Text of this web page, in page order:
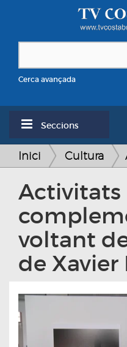
Cerca avançada
Seccions
Inici Cultura
Activitats
voltant
de Xavier